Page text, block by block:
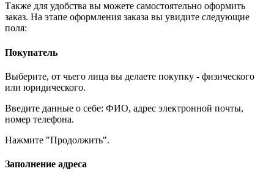
Также для удобства вы можете самостоятельно оформить
заказ. На этапе оформления заказа вы увидите следующие
поля:
Покупатель
Выберите, от чьего лица вы делаете покупку - физического
или юридического.
Введите данные о себе: ФИО, адрес электронной почты,
номер телефона.
Нажмите "Продолжить".
Заполнение адреса